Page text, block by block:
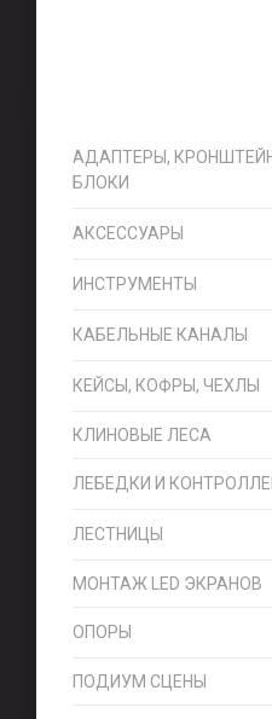
АДАПТЕРЫ,
БЛОКИ
АКСЕССУАРЫ
ИНСТРУМЕНТЫ
КАБЕЛЬНЫЕ КАНАЛЫ
КЕЙСЫ, КОФРЫ, ЧЕХЛЫ
КЛИНОВЫЕ ЛЕСА
ЛЕБЕДКИ И
ЛЕСТНИЦЫ
МОНТАЖ LED ЭКРАНОВ
ОПОРЫ
ПОДИУМ СЦЕНЫ